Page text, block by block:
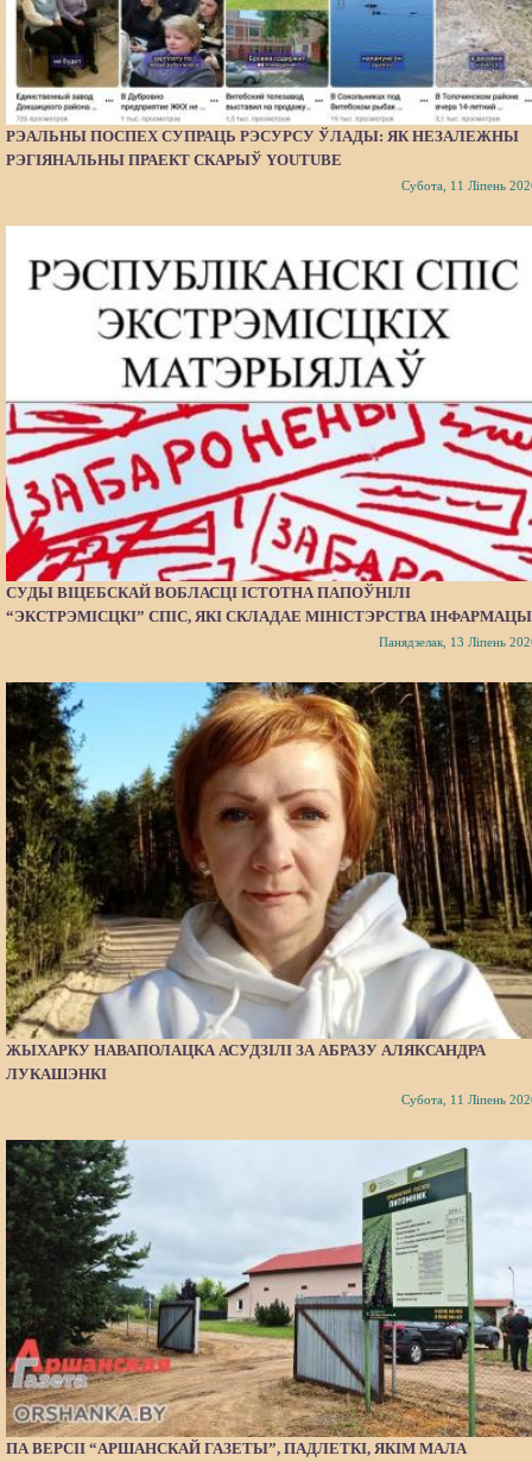
РЭАЛЬНЫ ПОСПЕХ СУПРАЦЬ РЭСУРСУ ЎЛАДЫ: ЯК НЕЗАЛЕЖНЫ
РЭГІЯНАЛЬНЫ ПРАЕКТ СКАРЫЎ YOUTUBE
Субота, 11 Ліпень
СУДЫ ВІЦЕБСКАЙ ВОБЛАСЦІ ІСТОТНА ПАПОЎНІЛІ
“ЭКСТРЭМІСЦКІ” СПІС, ЯКІ СКЛАДАЕ МІНІСТЭРСТВА
Панядзелак, 13 Ліпень
ЖЫХАРКУ НАВАПОЛАЦКА АСУДЗІЛІ ЗА АБРАЗУ АЛЯКСАНДРА
ЛУКАШЭНКІ
Субота, 11 Ліпень
ПА ВЕРСІІ “АРШАНСКАЙ ГАЗЕТЫ”, ПАДЛЕТКІ, ЯКІМ МАЛА